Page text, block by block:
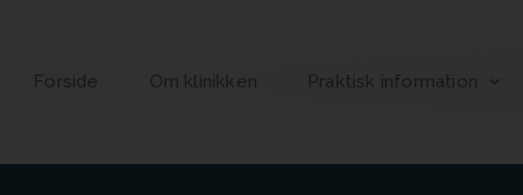
Forside Om klinikken Praktisk information